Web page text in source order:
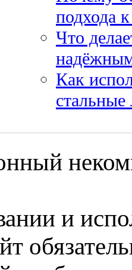
подхода
Что
Как
стальные
и